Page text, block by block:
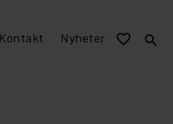
Kontakt Nyheter favorite_border search